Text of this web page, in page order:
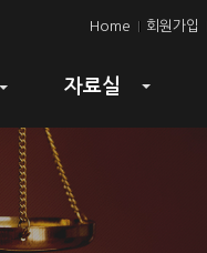
Home 회원가입
자료실